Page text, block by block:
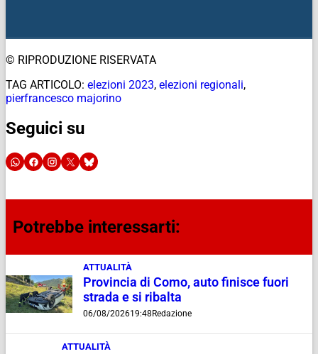
© RIPRODUZIONE RISERVATA
TAG ARTICOLO: elezioni 2023, elezioni regionali,
pierfrancesco majorino
Seguici su
Potrebbe interessarti:
ATTUALITÀ
Provincia di Como, auto finisce fuori
strada e si ribalta
06/08/202619:48 Redazione
ATTUALITÀ